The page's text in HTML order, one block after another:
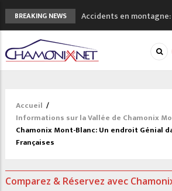
BREAKING NEWS
Accidents en
décédées dans le Mont-
Craft ouvre un nouveau
à pied à Chamonix
3eme Chamonix Vallée
3 bonnes raisons pour
Musée du Mont-Blanc
Accueil /
Informations sur la Vallée de Chamonix
Chamonix Mont-Blanc: Un endroit Génial
Françaises
Comparez & Réservez avec